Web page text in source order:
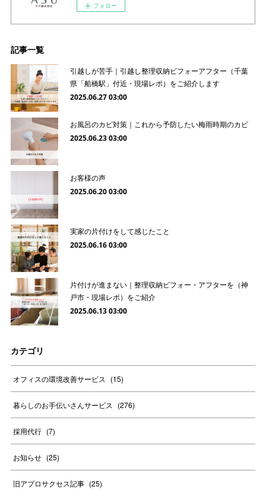
フォロー
記事一覧
引越しが苦手｜引越し整理収納ビフォーアフター（千葉
県「船橋駅」付近・現場レポ）をご紹介します
2025.06.27 03:00
お風呂のカビ対策｜これから予防したい梅雨時期のカビ
2025.06.23 03:00
お客様の声
2025.06.20 03:00
実家の片付けをして感じたこと
2025.06.16 03:00
片付けが進まない｜整理収納ビフォー・アフターを（神
戸市・現場レポ）をご紹介
2025.06.13 03:00
カテゴリ
オフィスの環境改善サービス (15)
暮らしのお手伝いさんサービス (276)
採用代行 (7)
お知らせ (25)
旧アプロサクセス記事 (25)